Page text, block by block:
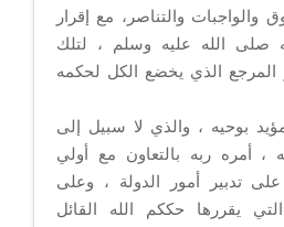
والواجبات والتناصر، مع إقرار
صلى الله عليه وسلم ، لتلك
المرجع الذي يخضع الكل لحكمه
بوحيه ، والذي لا سبيل إلى
، أمره ربه بالتعاون مع أولي
على تدبير أمور الدولة ، وعلى
يقررها حككم الله القائل